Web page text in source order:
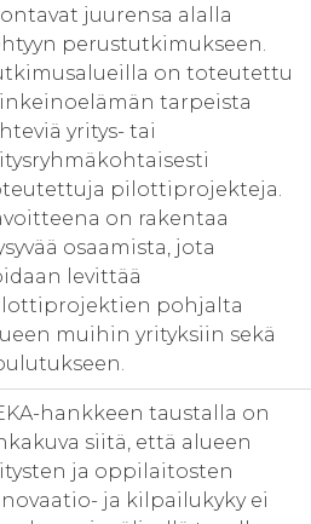
juurensa alalla
perustutkimukseen.
on toteutettu
tarpeista
yritys- tai
pilottiprojekteja.
on rakentaa
osaamista, jota
levittää
pohjalta
muihin yrityksiin sekä
hankkeen taustalla on
siitä, että alueen
ja oppilaitosten
ja kilpailukyky ei